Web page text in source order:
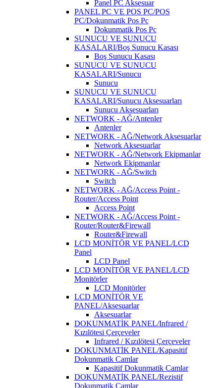
Panel PC Aksesuar
PANEL PC VE POS PC/POS
PC/Dokunmatik Pos Pc
Dokunmatik Pos Pc
SUNUCU VE SUNUCU
KASALARI/Boş Sunucu Kasası
Boş Sunucu Kasası
SUNUCU VE SUNUCU
KASALARI/Sunucu
Sunucu
SUNUCU VE SUNUCU
KASALARI/Sunucu Aksesuarları
Sunucu Aksesuarları
NETWORK - AĞ/Antenler
Antenler
NETWORK - AĞ/Network Aksesuarlar
Network Aksesuarlar
NETWORK - AĞ/Network Ekipmanlar
Network Ekipmanlar
NETWORK - AĞ/Switch
Switch
NETWORK - AĞ/Access Point -
Router/Access Point
Access Point
NETWORK - AĞ/Access Point -
Router/Router&Firewall
Router&Firewall
LCD MONİTÖR VE PANEL/LCD
Panel
LCD Panel
LCD MONİTÖR VE PANEL/LCD
Monitörler
LCD Monitörler
LCD MONİTÖR VE
PANEL/Aksesuarlar
Aksesuarlar
DOKUNMATİK PANEL/Infrared /
Kızılötesi Çerçeveler
Infrared / Kızılötesi Çerçeveler
DOKUNMATİK PANEL/Kapasitif
Dokunmatik Camlar
Kapasitif Dokunmatik Camlar
DOKUNMATİK PANEL/Rezistif
Dokunmatik Camlar